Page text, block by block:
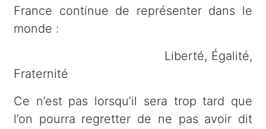
France continue de représenter dans le
monde :
Liberté, Égalité,
Fraternité
Ce n’est pas lorsqu’il sera trop tard que
l’on pourra regretter de ne pas avoir dit